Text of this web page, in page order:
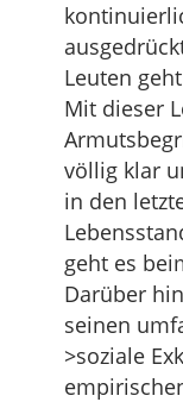
Leuten
Mit dieser
völlig klar
in den
geht es
Darüber
seinen
>soziale